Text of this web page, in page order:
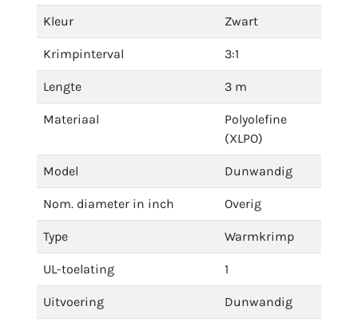
Kleur Zwart
Krimpinterval 3:1
Lengte 3 m
Materiaal
Polyolefine
(XLPO)
Model Dunwandig
Nom. diameter in inch Overig
Type Warmkrimp
UL-toelating 1
Uitvoering Dunwandig